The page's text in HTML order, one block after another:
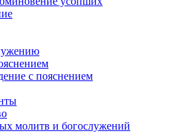
с пояснением
молитв и богослужений